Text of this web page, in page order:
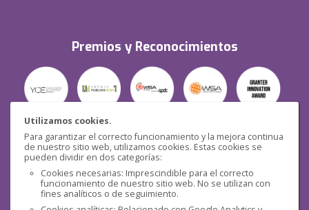
Utilizamos cookies.
Para garantizar el correcto funcionamiento y la mejora continua
de nuestro sitio web, utilizamos cookies. Estas cookies se
pueden dividir en dos categorías:
Cookies necesarias: Imprescindible para el correcto
funcionamiento de nuestro sitio web. No se utilizan con
fines analíticos o de seguimiento.
Premios y Reconocimientos
Seguridad